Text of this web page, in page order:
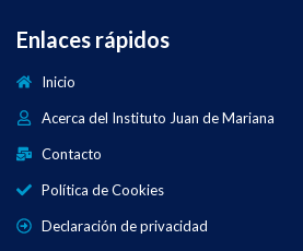
Enlaces rápidos
Inicio
Acerca del Instituto Juan de Mariana
Contacto
Política de Cookies
Declaración de privacidad